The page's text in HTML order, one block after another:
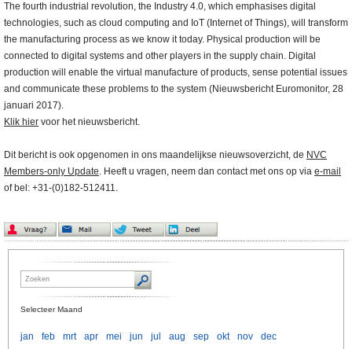
The fourth industrial revolution, the Industry 4.0, which emphasises digital
technologies, such as cloud computing and IoT (Internet of Things), will transform
the manufacturing process as we know it today. Physical production will be
connected to digital systems and other players in the supply chain. Digital
production will enable the virtual manufacture of products, sense potential issues
and communicate these problems to the system (Nieuwsbericht Euromonitor, 28
januari 2017).
Klik hier voor het nieuwsbericht.
Dit bericht is ook opgenomen in ons maandelijkse nieuwsoverzicht, de NVC
Members-only Update. Heeft u vragen, neem dan contact met ons op via e-mail
of bel: +31-(0)182-512411.
Selecteer Maand
jan feb mrt apr mei jun jul aug sep okt nov dec